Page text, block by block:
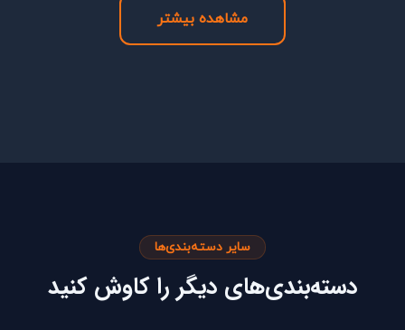
مشاهده بیشتر
سایر دسته‌بندی‌ها
دسته‌بندی‌های دیگر را کاوش کنید